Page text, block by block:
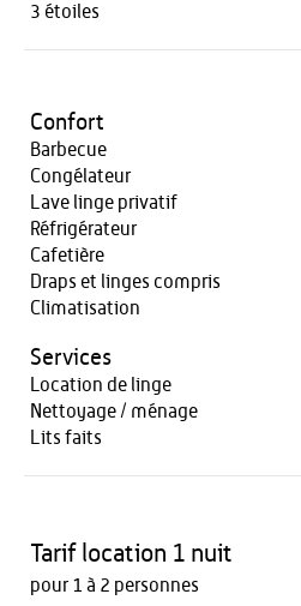
3 étoiles
Confort
Barbecue
Congélateur
Lave linge privatif
Réfrigérateur
Cafetière
Draps et linges compris
Climatisation
Services
Location de linge
Nettoyage / ménage
Lits faits
Tarif location 1 nuit
pour 1 à 2 personnes